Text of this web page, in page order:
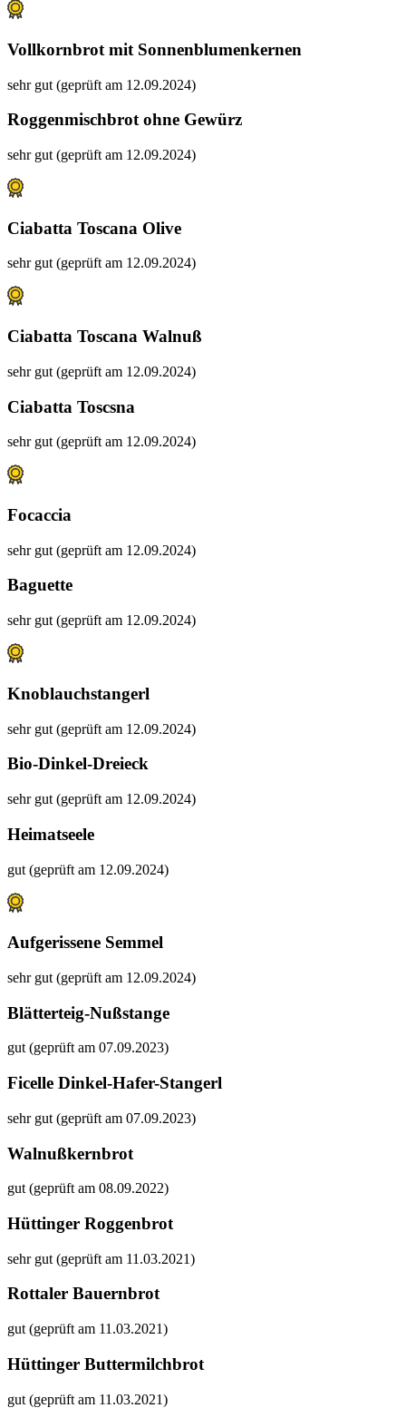
Vollkornbrot mit Sonnenblumenkernen
sehr gut (geprüft am 12.09.2024)
Roggenmischbrot ohne Gewürz
sehr gut (geprüft am 12.09.2024)
Ciabatta Toscana Olive
sehr gut (geprüft am 12.09.2024)
Ciabatta Toscana Walnuß
sehr gut (geprüft am 12.09.2024)
Ciabatta Toscsna
sehr gut (geprüft am 12.09.2024)
Focaccia
sehr gut (geprüft am 12.09.2024)
Baguette
sehr gut (geprüft am 12.09.2024)
Knoblauchstangerl
sehr gut (geprüft am 12.09.2024)
Bio-Dinkel-Dreieck
sehr gut (geprüft am 12.09.2024)
Heimatseele
gut (geprüft am 12.09.2024)
Aufgerissene Semmel
sehr gut (geprüft am 12.09.2024)
Blätterteig-Nußstange
gut (geprüft am 07.09.2023)
Ficelle Dinkel-Hafer-Stangerl
sehr gut (geprüft am 07.09.2023)
Walnußkernbrot
gut (geprüft am 08.09.2022)
Hüttinger Roggenbrot
sehr gut (geprüft am 11.03.2021)
Rottaler Bauernbrot
gut (geprüft am 11.03.2021)
Hüttinger Buttermilchbrot
gut (geprüft am 11.03.2021)